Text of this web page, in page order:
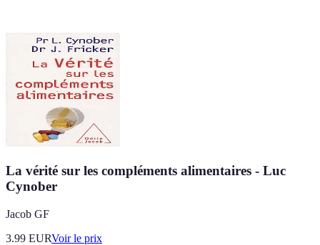
La vérité sur les compléments alimentaires - Luc
Cynober
Jacob GF
3.99 EURVoir le prix